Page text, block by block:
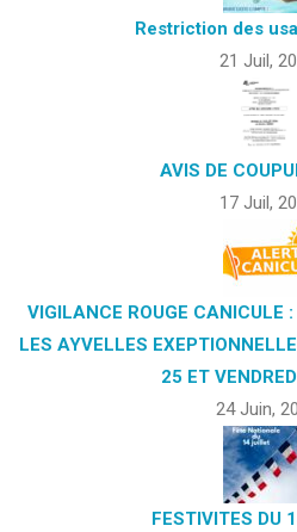
Restriction des
21 Juil,
AVIS DE
17 Juil,
VIGILANCE ROUGE CANICULE
LES AYVELLES
25 ET
24 Juin,
FESTIVITES DU